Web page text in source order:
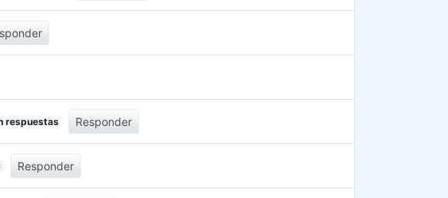
respuestas Responder
Responder